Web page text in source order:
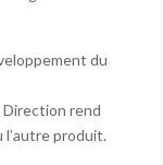
du
Direction rend
produit.